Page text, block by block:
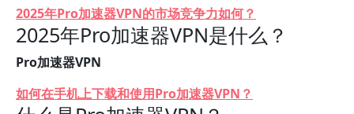
2025年Pro加速器VPN的市场竞争力如何？
2025年Pro加速器VPN是什么？
Pro加速器VPN
如何在手机上下载和使用Pro加速器VPN？